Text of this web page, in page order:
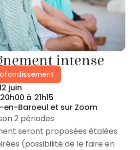
intense
juin
à 21h15
en-Baroeul et sur Zoom
2 périodes
seront proposées étalées
(possibilité de le faire en